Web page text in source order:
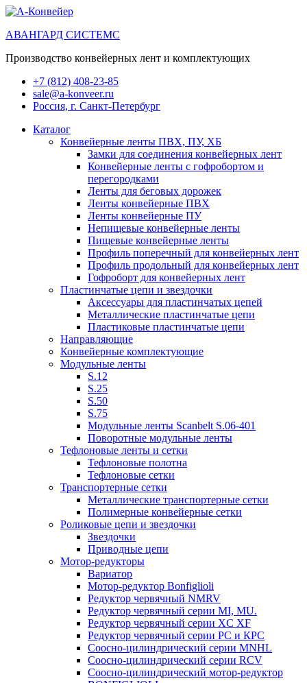
АВАНГАРД СИСТЕМС
Производство конвейерных лент и комплектующих
+7 (812) 408-23-85
sale@a-konveer.ru
Россия, г. Санкт-Петербург
Каталог
Конвейерные ленты ПВХ, ПУ, ХБ
Замки для соединения конвейерных лент
Конвейерные ленты с гофробортом и
перегородками
Ленты для беговых дорожек
Ленты конвейерные ПВХ
Ленты конвейерные ПУ
Непищевые конвейерные ленты
Пищевые конвейерные ленты
Профиль поперечный для конвейерных лент
Профиль продольный для конвейерных лент
Гофроборт для конвейерных лент
Пластинчатые цепи и звездочки
Аксессуары для пластинчатых цепей
Металлические пластинчатые цепи
Пластиковые пластинчатые цепи
Направляющие
Конвейерные комплектующие
Модульные ленты
S.12
S.25
S.50
S.75
Модульные ленты Scanbelt S.06-401
Поворотные модульные ленты
Тефлоновые ленты и сетки
Тефлоновые полотна
Тефлоновые сетки
Транспортерные сетки
Металлические транспортерные сетки
Полимерные конвейерные сетки
Роликовые цепи и звездочки
Звездочки
Приводные цепи
Мотор-редукторы
Вариатор
Мотор-редуктор Bonfiglioli
Редуктор червячный NMRV
Редуктор червячный серии MI, MU.
Редуктор червячный серии XC XF
Редуктор червячный серии РС и КРС
Соосно-цилиндрический серии MNHL
Соосно-цилиндрический серии RCV
Соосно-цилиндрический мотор-редуктор